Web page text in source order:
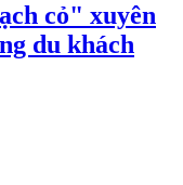
cỏ" xuyên
du khách